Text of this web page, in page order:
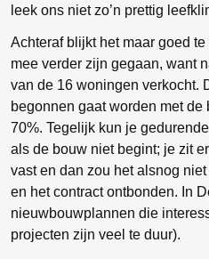
leek ons niet zo’n prettig
Achteraf blijkt het maar goed
mee verder zijn gegaan, want
van de 16 woningen verkocht.
begonnen gaat worden met de
70%. Tegelijk kun je
als de bouw niet begint; je zit
vast en dan zou het alsnog
en het contract ontbonden. In
nieuwbouwplannen die
projecten zijn veel te duur).